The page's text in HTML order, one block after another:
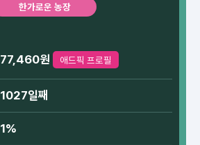
한가로운 농장
77,460원 애드픽 프로필
1027일째
1%